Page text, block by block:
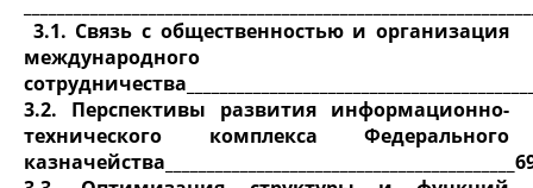
3.1. Связь с общественностью и организация
международного
3.2. Перспективы развития информационно-
технического комплекса Федерального